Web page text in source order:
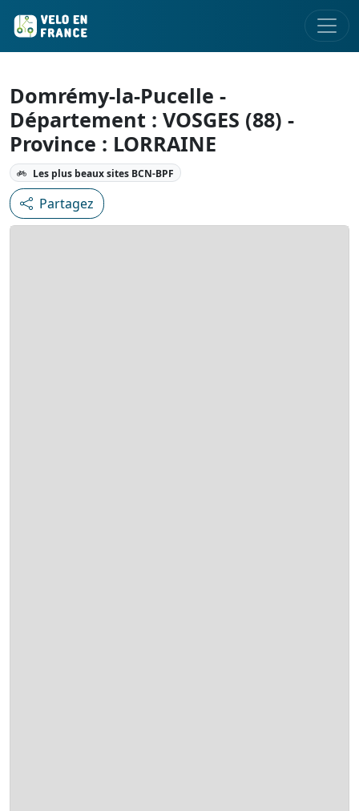
Domrémy-la-Pucelle -
Département : VOSGES (88) -
Province : LORRAINE
Les plus beaux sites BCN-BPF
Partagez